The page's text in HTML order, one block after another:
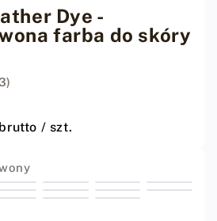
Dye -
farba do skóry
brutto / szt.